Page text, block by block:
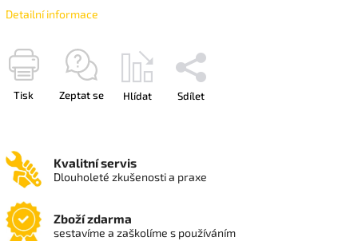
Detailní informace
Tisk Zeptat se Hlídat Sdílet
Kvalitní servis
Dlouholeté zkušenosti a praxe
Zboží zdarma
sestavíme a zaškolíme s používáním